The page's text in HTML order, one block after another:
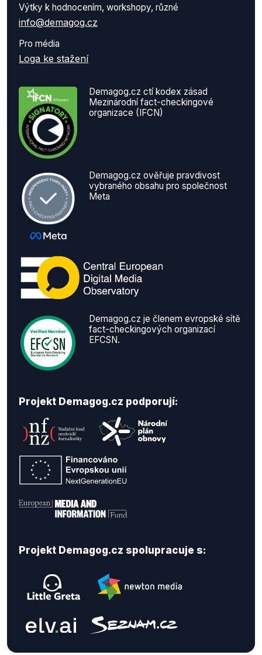
Výtky k hodnocením, workshopy, různé
info@demagog.cz
Pro média
Loga ke stažení
Demagog.cz ctí kodex zásad
Mezinárodní fact-checkingové
organizace (IFCN)
Demagog.cz ověřuje pravdivost
vybraného obsahu pro společnost
Meta
Demagog.cz je členem evropské sítě
fact-checkingových organizací
EFCSN.
Projekt Demagog.cz podporují:
Projekt Demagog.cz spolupracuje s: